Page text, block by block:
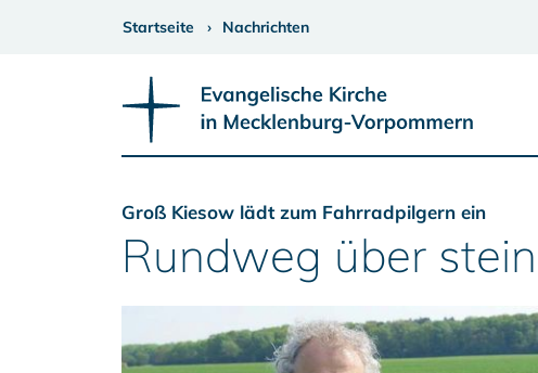
Startseite Nachrichten
Groß Kiesow lädt zum Fahrradpilgern ein
Rundweg über